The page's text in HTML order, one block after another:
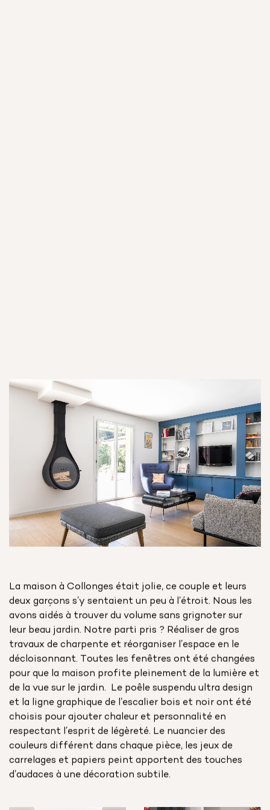
La maison à Collonges était jolie, ce couple et leurs
deux garçons s’y sentaient un peu à l’étroit. Nous les
avons aidés à trouver du volume sans grignoter sur
leur beau jardin. Notre parti pris ? Réaliser de gros
travaux de charpente et réorganiser l’espace en le
décloisonnant. Toutes les fenêtres ont été changées
pour que la maison profite pleinement de la lumière et
de la vue sur le jardin. Le poêle suspendu ultra design
et la ligne graphique de l’escalier bois et noir ont été
choisis pour ajouter chaleur et personnalité en
respectant l’esprit de légèreté. Le nuancier des
couleurs différent dans chaque pièce, les jeux de
carrelages et papiers peint apportent des touches
d’audaces à une décoration subtile.